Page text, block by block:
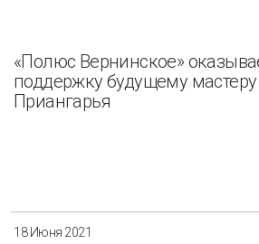
«Полюс Вернинское»
поддержку будущему
Приангарья
18 Июня 2021